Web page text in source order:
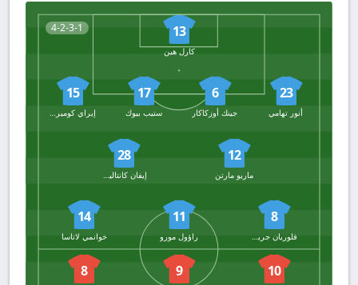
4-2-3-1 13
كارل هين
23
أنور تهامي
6
جينك أوزكاكار
17
ستيب بيوك
15
إيراي كوميرت
12
ماريو مارتن
28
8
فلوريان جريليتش
11
راؤول مورو
14
خوانمي لاتاسا
10
9
8